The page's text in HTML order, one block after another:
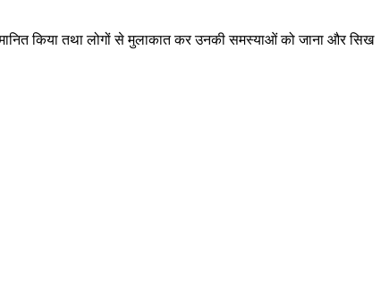
किया तथा लोगों से मुलाकात कर उनकी समस्याओं को जाना और सिख